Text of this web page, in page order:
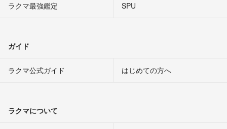
ラクマ最強鑑定
SPU
ガイド
ラクマ公式ガイド はじめての方へ
ラクマについて